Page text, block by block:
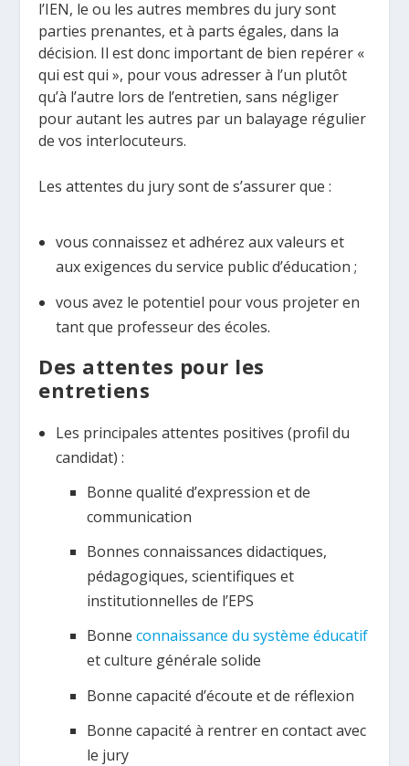
l’IEN, le ou les autres membres du jury sont
parties prenantes, et à parts égales, dans la
décision. Il est donc important de bien repérer «
qui est qui », pour vous adresser à l’un plutôt
qu’à l’autre lors de l’entretien, sans négliger
pour autant les autres par un balayage régulier
de vos interlocuteurs.
Les attentes du jury sont de s’assurer que :
vous connaissez et adhérez aux valeurs et
aux exigences du service public d’éducation ;
vous avez le potentiel pour vous projeter en
tant que professeur des écoles.
Des attentes pour les
entretiens
Les principales attentes positives (profil du
candidat) :
Bonne qualité d’expression et de
communication
Bonnes connaissances didactiques,
pédagogiques, scientifiques et
institutionnelles de l’EPS
Bonne connaissance du système éducatif
et culture générale solide
Bonne capacité d’écoute et de réflexion
Bonne capacité à rentrer en contact avec
le jury